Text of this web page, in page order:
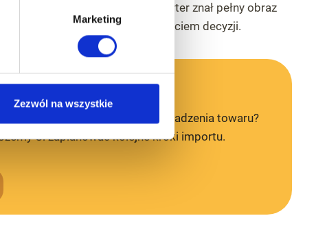
Marketing
Zezwól na wszystkie
oszacować koszty, aby importer znał pełny obraz
transakcji przed podjęciem decyzji.
dokumenty lub koszty sprowadzenia towaru?
Ci zaplanować kolejne kroki importu.